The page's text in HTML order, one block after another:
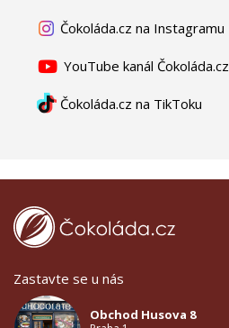
Čokoláda.cz na Instagramu
YouTube kanál Čokoláda.cz
Čokoláda.cz na TikToku
Zastavte se u nás
Obchod Husova 8